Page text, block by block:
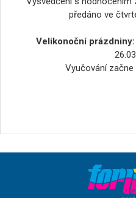
předáno ve
Velikonoční prázdniny:
Vyučování začne